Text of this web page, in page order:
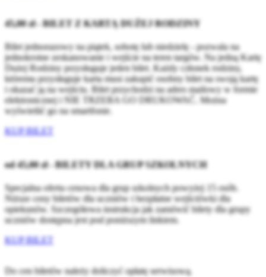
45,00 zł - BILET Z KARTĄ DUŻEJ RODZINY
Bilet jednorazowy na piątek, sobotę lub niedzielę - pozwala na
jednokrotne zeskanowanie i wejście na teren targów. Na jedną Kartę
Dużej Rodziny przysługuje jeden bilet. Każdy członek rodziny,
któremu przysługuje karta musi zakupić osobny bilet na swoją kartę
i okazać ją na wejściu. Bilet przychodzi na adres mailowy w formie
elektronicznej i NIE TRZEBA GO DRUKOWAĆ. Można
wyświetlić go na smartfonie.
KUP BILET
od 45,00 zł - BILETY DLA GRUP SZKOLNYCH
Specjalna oferta cenowa dla grup szkolnych powyżej 15 osób.
Niższe ceny biletów dla uczniów i bezpłatne wejściówki dla
opiekunów. Szczegółowa instrukcja jak zamówić bilety dla grupy
uczniów dostępna jest pod poniższym linkiem.
KUP BILET
Do cen biletów należy doliczyć opłatę serwisową.